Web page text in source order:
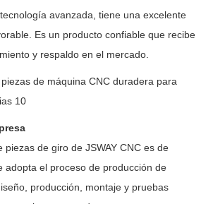
avanzada, tiene una excelente
Es un producto confiable que recibe
y respaldo en el mercado.
piezas de giro de JSWAY CNC es de
adopta el proceso de producción de
producción, montaje y pruebas